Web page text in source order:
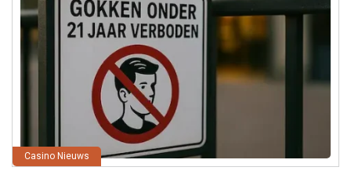
Casino Nieuws